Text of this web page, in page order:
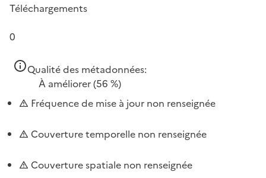
Téléchargements
0
Qualité des métadonnées:
À améliorer(56 %)
Fréquence de mise à jour non renseignée
Couverture temporelle non renseignée
Couverture spatiale non renseignée